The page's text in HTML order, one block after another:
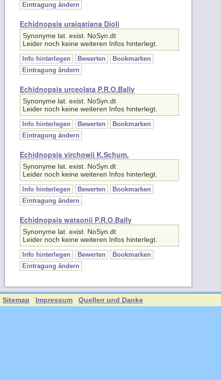
Synonyme lat. exist. NoSyn.dt
Leider noch keine weiteren Infos hinterlegt.
Info hinterlegen Bewerten
Bookmarken
Eintragung ändern
Synonyme lat. exist. NoSyn.dt
Leider noch keine weiteren Infos hinterlegt.
Info hinterlegen Bewerten
Bookmarken
Eintragung ändern
Synonyme lat. exist. NoSyn.dt
Leider noch keine weiteren Infos hinterlegt.
Info hinterlegen Bewerten
Bookmarken
Eintragung ändern
Synonyme lat. exist. NoSyn.dt
Leider noch keine weiteren Infos hinterlegt.
Info hinterlegen Bewerten
Bookmarken
Eintragung ändern
Sitemap Impressum Quellen und Danke